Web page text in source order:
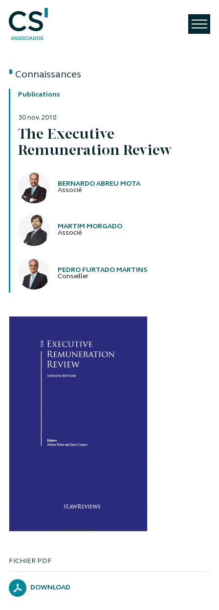
Connaissances
Publications
30 nov. 2018
The Executive
Remuneration Review
Auteurs
BERNARDO ABREU MOTA
Associé
MARTIM MORGADO
Associé
PEDRO FURTADO MARTINS
Conseiller
FICHIER PDF
DOWNLOAD